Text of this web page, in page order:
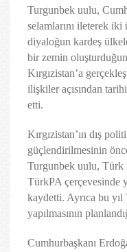
Turgunbek uulu,
selamlarını ileterek
diyaloğun kardeş
bir zemin
Kırgızistan’a
ilişkiler açısından
etti.
Kırgızistan’ın dış
güçlendirilmesinin
Turgunbek uulu, Türk
TürkPA çerçevesinde
kaydetti. Ayrıca bu yıl
yapılmasının
Cumhurbaşkanı